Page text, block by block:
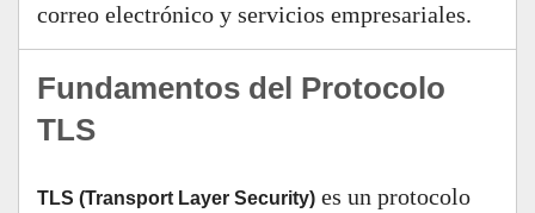
correo electrónico y servicios empresariales.
Fundamentos del Protocolo
TLS
TLS (Transport Layer Security) es un protocolo